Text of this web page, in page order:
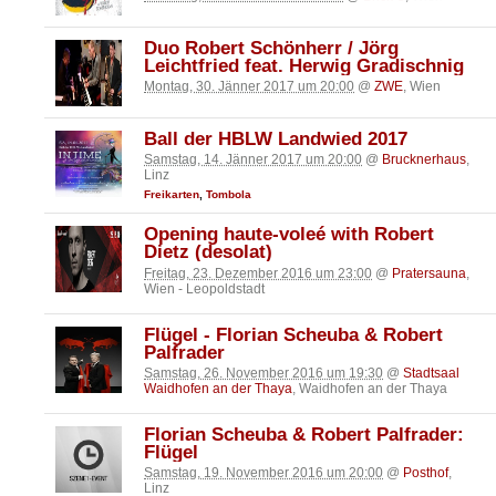
Duo Robert Schönherr / Jörg
Leichtfried feat. Herwig Gradischnig
Montag, 30. Jänner 2017 um 20:00 @ ZWE, Wien
Ball der HBLW Landwied 2017
Samstag, 14. Jänner 2017 um 20:00 @ Brucknerhaus,
Linz
Freikarten, Tombola
Opening haute-voleé with Robert
Dietz (desolat)
Freitag, 23. Dezember 2016 um 23:00 @ Pratersauna
Wien - Leopoldstadt
Flügel - Florian Scheuba & Robert
Palfrader
Samstag, 26. November 2016 um 19:30 @ Stadtsaal
Waidhofen an der Thaya, Waidhofen an der Thaya
Florian Scheuba & Robert Palfrader:
Flügel
Samstag, 19. November 2016 um 20:00 @ Posthof,
Linz